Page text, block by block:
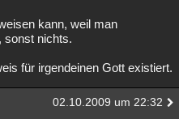
kann, weil man
sonst nichts.
für irgendeinen Gott existiert.
02.10.2009 um 22:32